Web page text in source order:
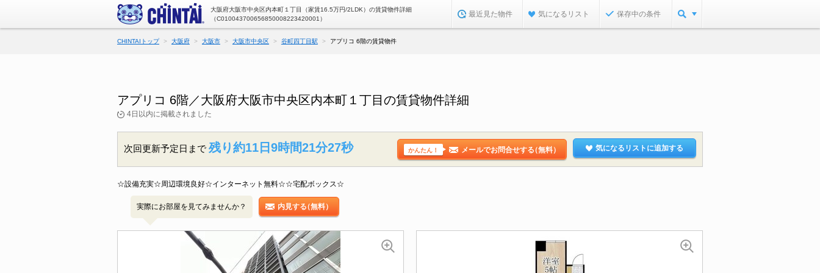
大阪府大阪市中央区内本町１丁目（家賃16.5万円/2LDK）の賃貸物件詳細
（C010043700656850008223420001）
最近見た物件 気になるリスト 保存中の条件
CHINTAIトップ 大阪府 大阪市 大阪市中央区 谷町四丁目駅 アプリコ 6階の賃貸物件
アプリコ 6階／大阪府大阪市中央区内本町１丁目の賃貸物件詳細
4日以内に掲載されました
次回更新予定日まで 残り約11日9時間21分26秒 かんたん！ メールでお問合せする（無料） 気になるリストに追加する
☆設備充実☆周辺環境良好☆インターネット無料☆☆宅配ボックス☆
実際にお部屋を見てみませんか？ 内見する（無料）